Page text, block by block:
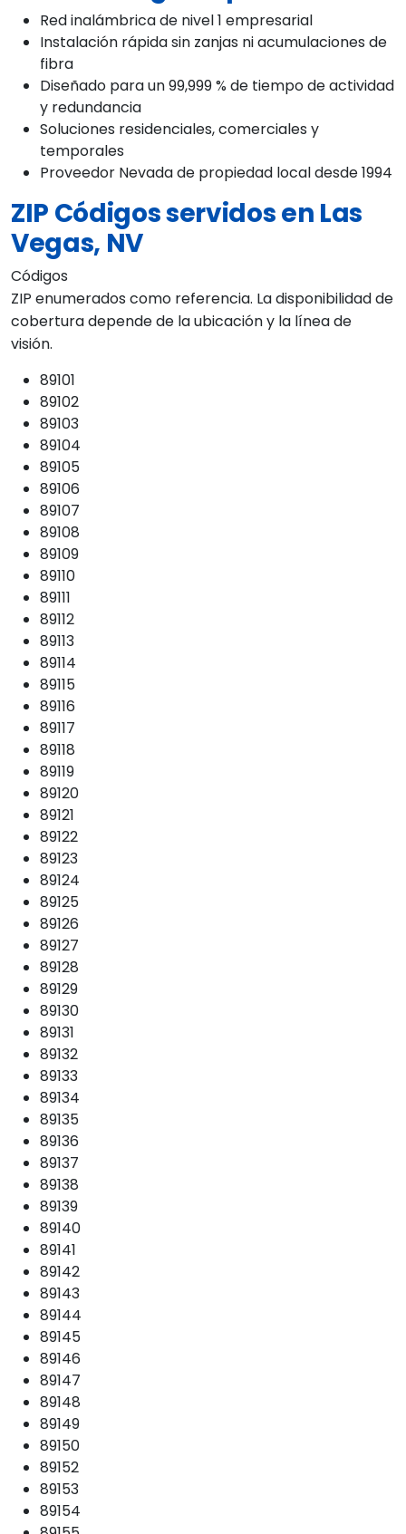
Red inalámbrica de nivel 1 empresarial
Instalación rápida sin zanjas ni acumulaciones de
fibra
Diseñado para un 99,999 % de tiempo de actividad
y redundancia
Soluciones residenciales, comerciales y
temporales
Proveedor Nevada de propiedad local desde 1994
ZIP Códigos servidos en Las
Vegas, NV
Códigos
ZIP enumerados como referencia. La disponibilidad de
cobertura depende de la ubicación y la línea de
visión.
89101
89102
89103
89104
89105
89106
89107
89108
89109
89110
89111
89112
89113
89114
89115
89116
89117
89118
89119
89120
89121
89122
89123
89124
89125
89126
89127
89128
89129
89130
89131
89132
89133
89134
89135
89136
89137
89138
89139
89140
89141
89142
89143
89144
89145
89146
89147
89148
89149
89150
89152
89153
89154